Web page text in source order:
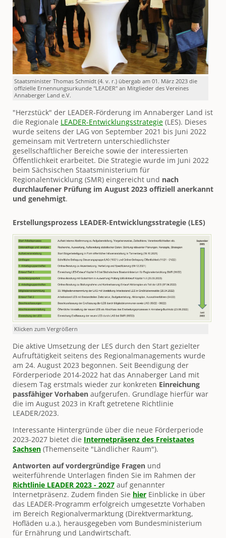
Staatsminister Thomas Schmidt (4. v. r.) übergab am 01. März 2023 die
offizielle Ernennungsurkunde "LEADER" an Mitglieder des Vereines
Annaberger Land e.V.
"Herzstück" der LEADER-Förderung im Annaberger Land ist
die Regionale LEADER-Entwicklungsstrategie (LES). Dieses
wurde seitens der LAG von September 2021 bis Juni 2022
gemeinsam mit Vertretern unterschiedlichster
gesellschaftlicher Bereiche sowie der interessierten
Öffentlichkeit erarbeitet. Die Strategie wurde im Juni 2022
beim Sächsischen Staatsministerium für
Regionalentwicklung (SMR) eingereicht und nach
durchlaufener Prüfung im August 2023 offiziell anerkannt
und genehmigt.
Erstellungsprozess LEADER-Entwicklungsstrategie (LES)
Klicken zum Vergrößern
Die aktive Umsetzung der LES durch den Start gezielter
Aufruftätigkeit seitens des Regionalmanagements wurde
am 24. August 2023 begonnen. Seit Beendigung der
Förderperiode 2014-2022 hat das Annaberger Land mit
diesem Tag erstmals wieder zur konkreten Einreichung
passfähiger Vorhaben aufgerufen. Grundlage hierfür war
die im August 2023 in Kraft getretene Richtlinie
LEADER/2023.
Interessante Hintergründe über die neue Förderperiode
2023-2027 bietet die Internetpräsenz des Freistaates
Sachsen (Themenseite "Ländlicher Raum").
Antworten auf vordergründige Fragen und
weiterführende Unterlagen finden Sie im Rahmen der
Richtlinie LEADER 2023 - 2027 auf genannter
Internetpräsenz. Zudem finden Sie hier Einblicke in über
das LEADER-Programm erfolgreich umgesetzte Vorhaben
im Bereich Regionalvermarktung (Direktvermarktung,
Hofläden u.a.), herausgegeben vom Bundesministerium
für Ernährung und Landwirtschaft.